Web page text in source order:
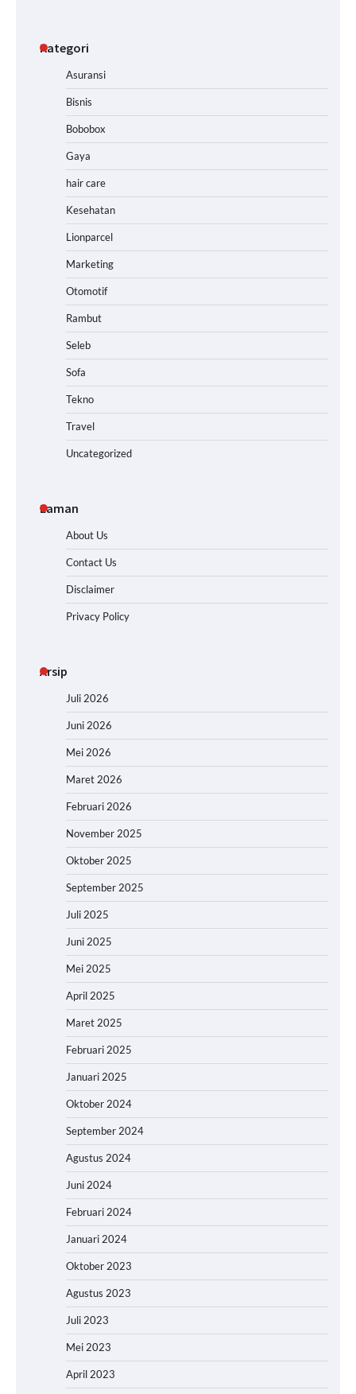
Kategori
Asuransi
Bisnis
Bobobox
Gaya
hair care
Kesehatan
Lionparcel
Marketing
Otomotif
Rambut
Seleb
Sofa
Tekno
Travel
Uncategorized
Laman
About Us
Contact Us
Disclaimer
Privacy Policy
Arsip
Juli 2026
Juni 2026
Mei 2026
Maret 2026
Februari 2026
November 2025
Oktober 2025
September 2025
Juli 2025
Juni 2025
Mei 2025
April 2025
Maret 2025
Februari 2025
Januari 2025
Oktober 2024
September 2024
Agustus 2024
Juni 2024
Februari 2024
Januari 2024
Oktober 2023
Agustus 2023
Juli 2023
Mei 2023
April 2023